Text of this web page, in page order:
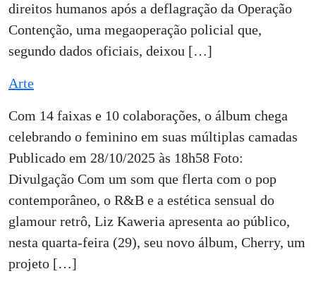
direitos humanos após a deflagração da Operação
Contenção, uma megaoperação policial que,
segundo dados oficiais, deixou […]
Arte
Com 14 faixas e 10 colaborações, o álbum chega
celebrando o feminino em suas múltiplas camadas
Publicado em 28/10/2025 às 18h58 Foto:
Divulgação Com um som que flerta com o pop
contemporâneo, o R&B e a estética sensual do
glamour retrô, Liz Kaweria apresenta ao público,
nesta quarta-feira (29), seu novo álbum, Cherry, um
projeto […]